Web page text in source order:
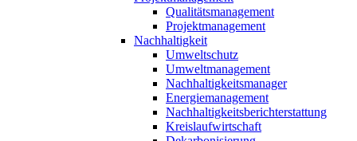
Qualitätsmanagement
Projektmanagement
Nachhaltigkeit
Umweltschutz
Umweltmanagement
Nachhaltigkeitsmanager
Energiemanagement
Nachhaltigkeitsberichterstattung
Kreislaufwirtschaft